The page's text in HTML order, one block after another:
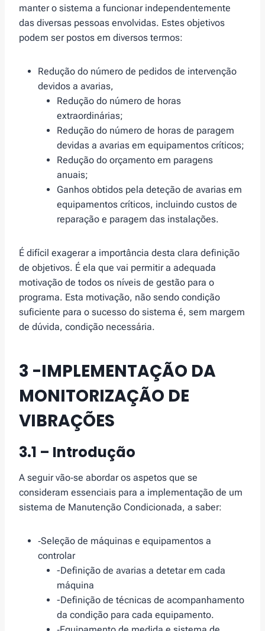
manter o sistema a funcionar independentemente
das diversas pessoas envolvidas. Estes objetivos
podem ser postos em diversos termos:
Redução do número de pedidos de intervenção
devidos a avarias,
Redução do número de horas
extraordinárias;
Redução do número de horas de paragem
devidas a avarias em equipamentos críticos;
Redução do orçamento em paragens
anuais;
Ganhos obtidos pela deteção de avarias em
equipamentos críticos, incluindo custos de
reparação e paragem das instalações.
É difícil exagerar a importância desta clara definição
de objetivos. É ela que vai permitir a adequada
motivação de todos os níveis de gestão para o
programa. Esta motivação, não sendo condição
suficiente para o sucesso do sistema é, sem margem
de dúvida, condição necessária.
3 -IMPLEMENTAÇÃO DA
MONITORIZAÇÃO DE
VIBRAÇÕES
3.1 – Introdução
A seguir vão‑se abordar os aspetos que se
consideram essenciais para a implementação de um
sistema de Manutenção Condicionada, a saber:
‑Seleção de máquinas e equipamentos a
controlar
-Definição de avarias a detetar em cada
máquina
-Definição de técnicas de acompanhamento
da condição para cada equipamento.